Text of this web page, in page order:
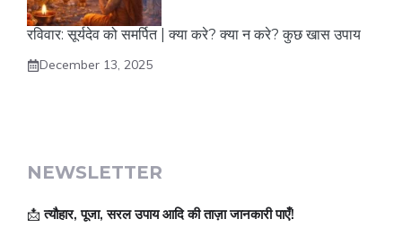
रविवार: सूर्यदेव को समर्पित | क्या करे? क्या न करे? कुछ खास उपाय
December 13, 2025
NEWSLETTER
📩त्यौहार, पूजा, सरल उपाय आदि की ताज़ा जानकारी पाएँ!